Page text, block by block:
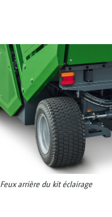
Feux arrière du kit éclairage